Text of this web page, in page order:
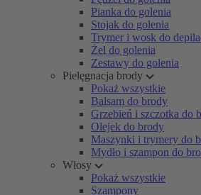
Pianka do golenia
Stojak do golenia
Trymer i wosk do
Żel do golenia
Zestawy do golenia
Pielęgnacja brody
Pokaż wszystkie
Balsam do brody
Grzebień i szczotka do
Olejek do brody
Maszynki i trymery do
Mydło i szampon do
Włosy
Pokaż wszystkie
Szampony